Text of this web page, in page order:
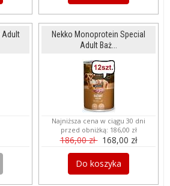
Adult
Nekko Monoprotein Special
Adult Baż...
Najniższa cena w ciągu 30 dni
przed obniżką: 186,00 zł
186,00 zł 168,00 zł
Do koszyka